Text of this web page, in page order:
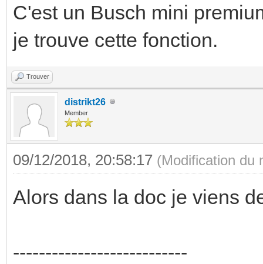
C'est un Busch mini
je trouve cette fonction.
Trouver
distrikt26
Member
09/12/2018, 20:58:17 (Modification du
Alors dans la doc je viens
---------------------------